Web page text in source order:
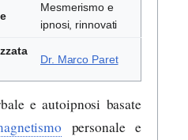
Mesmerismo e
ipnosi, rinnovati
Dr. Marco Paret
e autoipnosi basate
personale e